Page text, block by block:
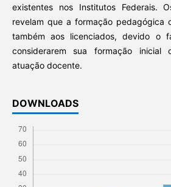
existentes nos Institutos Federais.
revelam que a formação pedagógica
também aos licenciados, devido o
considerarem sua formação inicial
atuação docente.
DOWNLOADS